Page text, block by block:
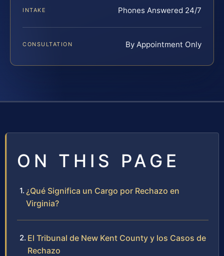
INTAKE Phones Answered 24/7
CONSULTATION By Appointment Only
ON THIS PAGE
¿Qué Significa un Cargo por Rechazo en
Virginia?
El Tribunal de New Kent County y los Casos de
Rechazo